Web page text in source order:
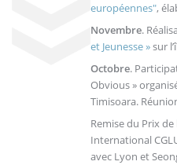
européennes",
Novembre.
et Jeunesse »sur
Octobre.
Obvious »
Timisoara.
Remise du Prix de
International
avec Lyon et